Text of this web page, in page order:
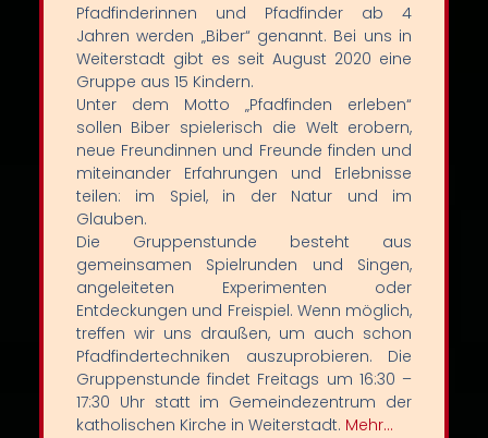
Pfadfinderinnen und Pfadfinder ab 4
Jahren werden „Biber“ genannt. Bei uns in
Weiterstadt gibt es seit August 2020 eine
Gruppe aus 15 Kindern.
Unter dem Motto „Pfadfinden erleben“
sollen Biber spielerisch die Welt erobern,
neue Freundinnen und Freunde finden und
miteinander Erfahrungen und Erlebnisse
teilen: im Spiel, in der Natur und im
Glauben.
Die Gruppenstunde besteht aus
gemeinsamen Spielrunden und Singen,
angeleiteten Experimenten oder
Entdeckungen und Freispiel. Wenn möglich,
treffen wir uns draußen, um auch schon
Pfadfindertechniken auszuprobieren. Die
Gruppenstunde findet Freitags um 16:30 –
17:30 Uhr statt im Gemeindezentrum der
katholischen Kirche in Weiterstadt. Mehr…